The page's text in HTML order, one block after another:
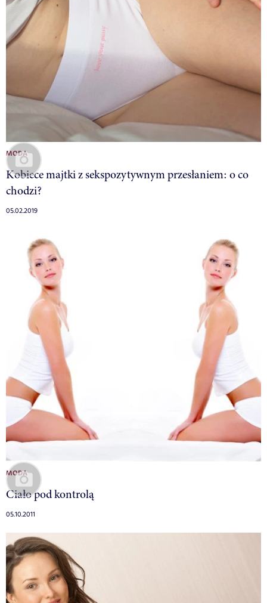
MODA
Kobiece majtki z sekspozytywnym przesłaniem: o co
chodzi?
05.02.2019
MODA
Ciało pod kontrolą
05.10.2011